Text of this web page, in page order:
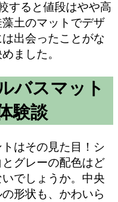
すると値段はやや高
土のマットでデザ
出会ったことがな
ました。
バスマット
験談
はその見た目！シ
グレーの配色はど
でしょうか。中央
形状も、かわいら